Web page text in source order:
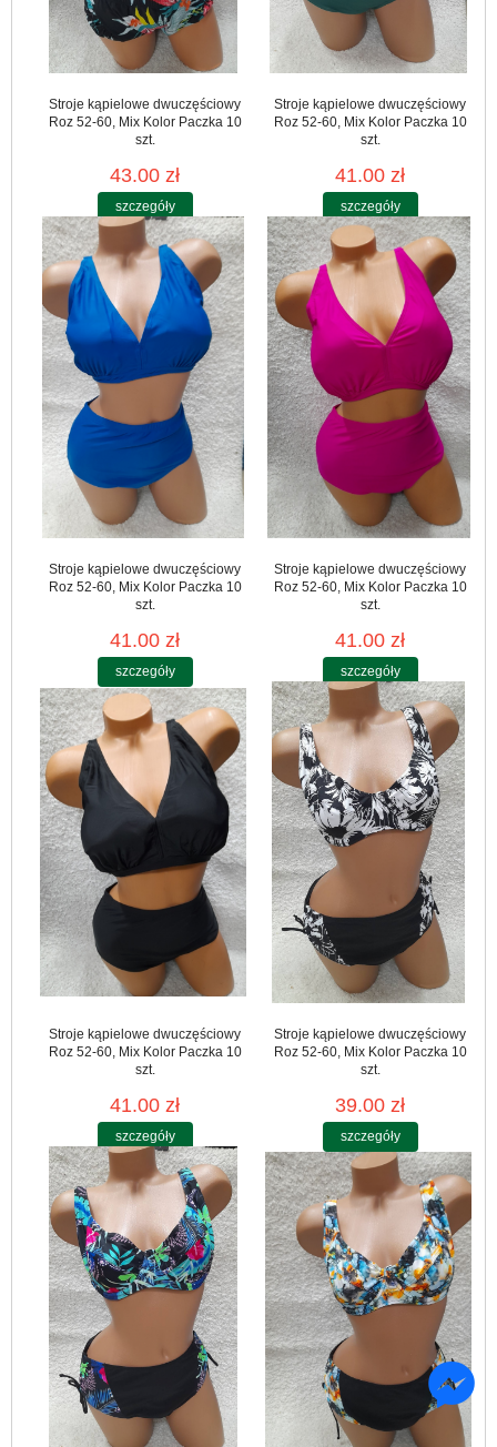
Stroje kąpielowe dwuczęściowy
Roz 52-60, Mix Kolor Paczka 10
szt.
43.00 zł
szczegóły
Stroje kąpielowe dwuczęściowy
Roz 52-60, Mix Kolor Paczka 10
szt.
41.00 zł
szczegóły
Stroje kąpielowe dwuczęściowy
Roz 52-60, Mix Kolor Paczka 10
szt.
41.00 zł
szczegóły
Stroje kąpielowe dwuczęściowy
Roz 52-60, Mix Kolor Paczka 10
szt.
41.00 zł
szczegóły
Stroje kąpielowe dwuczęściowy
Roz 52-60, Mix Kolor Paczka 10
szt.
41.00 zł
szczegóły
Stroje kąpielowe dwuczęściowy
Roz 52-60, Mix Kolor Paczka 10
szt.
39.00 zł
szczegóły